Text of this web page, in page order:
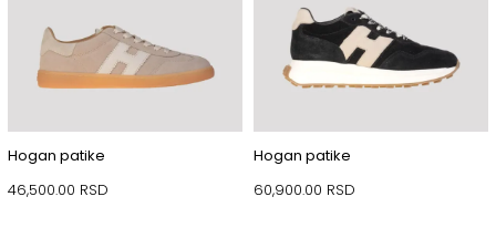
Hogan patike
46,500.00 RSD
Hogan patike
60,900.00 RSD